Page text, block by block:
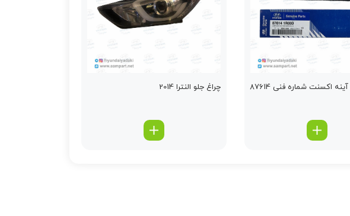
راهنما روی آینه اکسنت شماره فنی 87614
چراغ جلو النترا 2014